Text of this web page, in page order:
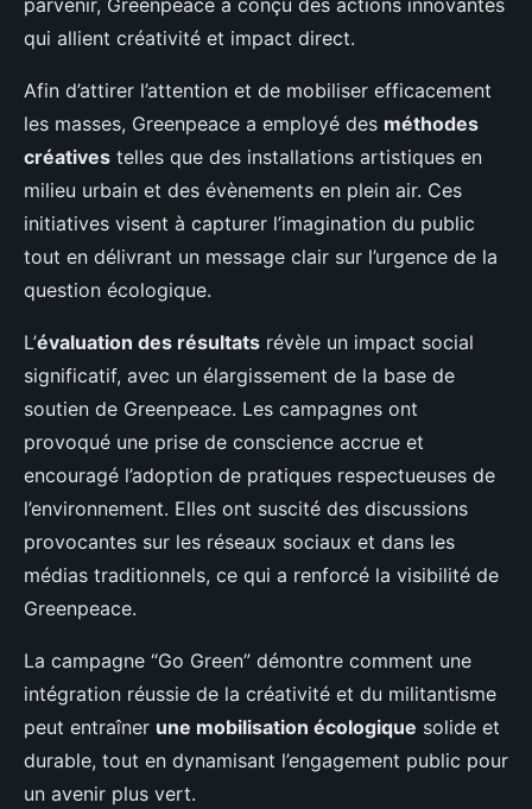
parvenir, Greenpeace a conçu des actions innovantes
qui allient créativité et impact direct.
Afin d’attirer l’attention et de mobiliser efficacement
les masses, Greenpeace a employé des méthodes
créatives telles que des installations artistiques en
milieu urbain et des évènements en plein air. Ces
initiatives visent à capturer l’imagination du public
tout en délivrant un message clair sur l’urgence de la
question écologique.
L’évaluation des résultats révèle un impact social
significatif, avec un élargissement de la base de
soutien de Greenpeace. Les campagnes ont
provoqué une prise de conscience accrue et
encouragé l’adoption de pratiques respectueuses de
l’environnement. Elles ont suscité des discussions
provocantes sur les réseaux sociaux et dans les
médias traditionnels, ce qui a renforcé la visibilité de
Greenpeace.
La campagne “Go Green” démontre comment une
intégration réussie de la créativité et du militantisme
peut entraîner une mobilisation écologique solide et
durable, tout en dynamisant l’engagement public pour
un avenir plus vert.